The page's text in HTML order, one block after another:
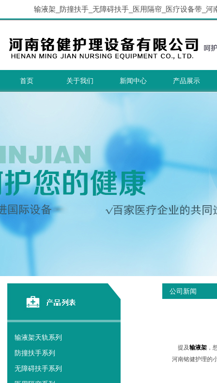
输液架_防撞扶手_无障碍扶手_医用隔帘_医疗设备带_河
首页 关于我们 新闻中心 产品展示
输液架天轨系列
防撞扶手系列
无障碍扶手系列
公司新闻
提及输液架 ，
河南铭健护理的